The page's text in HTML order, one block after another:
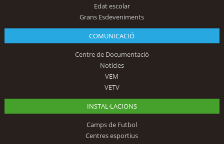
Edat escolar
Grans Esdeveniments
COMUNICACIÓ
Centre de Documentació
Notícies
VEM
VETV
INSTAL·LACIONS
Camps de Futbol
Centres esportius